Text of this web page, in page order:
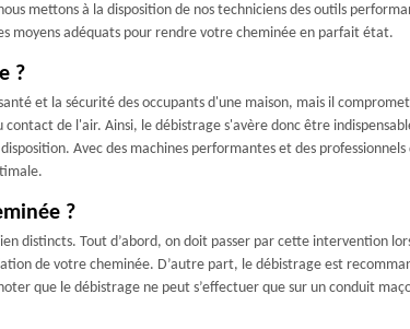
mettons à la disposition de nos techniciens des outils
moyens adéquats pour rendre votre cheminée en parfait état.
?
et la sécurité des occupants d'une maison, mais il
de l'air. Ainsi, le débistrage s'avère donc être
Avec des machines performantes et des professionnels
?
distincts. Tout d’abord, on doit passer par cette intervention
de votre cheminée. D’autre part, le débistrage est
que le débistrage ne peut s’effectuer que sur un conduit